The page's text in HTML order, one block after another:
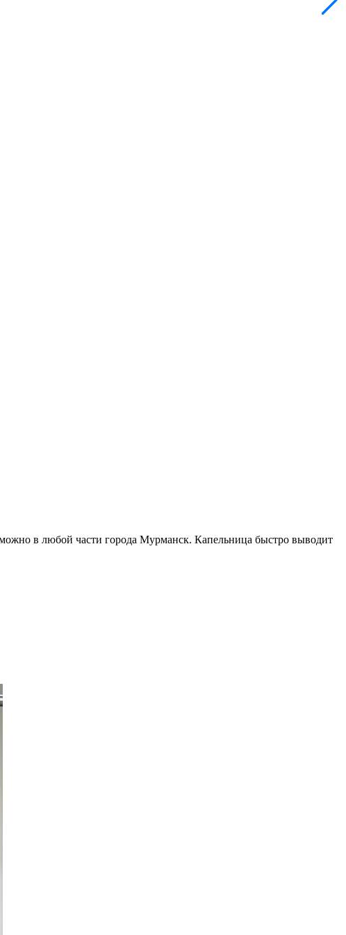
в любой части города Мурманск. Капельница быстро выводит